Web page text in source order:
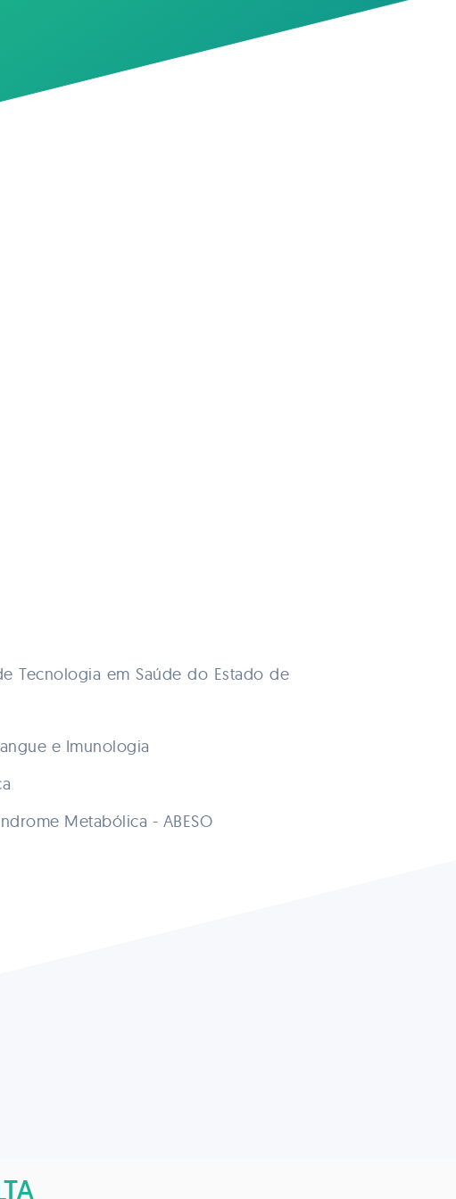
Tecnologia em Saúde do Estado de
e Imunologia
Metabólica - ABESO